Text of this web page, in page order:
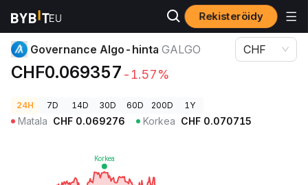
Rekisteröidy
Kryptohinnat Governance Algo-hinta GALGO
Governance Algo-hinta GALGO
CHF0.069357 -1.57%
CHF
24H 7D 14D 30D 60D 200D 1Y
Matala CHF 0.069276 Korkea CHF 0.070715